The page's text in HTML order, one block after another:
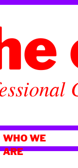
WHO WE
ARE